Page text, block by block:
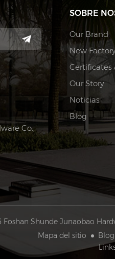
Co.,
SOBRE
Our Brand
New
Certificates
Our Story
Noticias
Blog
Shunde Junaobao
Mapa del sitio
Blog